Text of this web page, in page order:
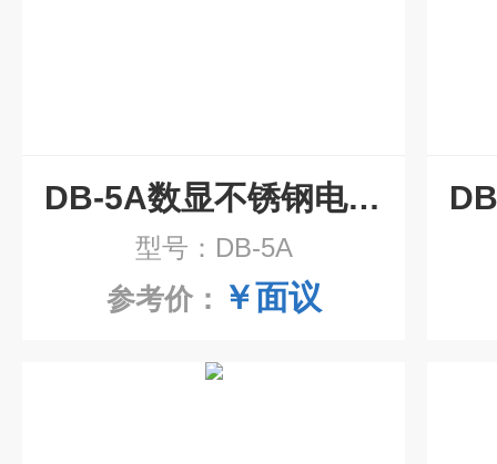
DB-5A数显不锈钢电热板
型号：DB-5A
参考价： ￥面议